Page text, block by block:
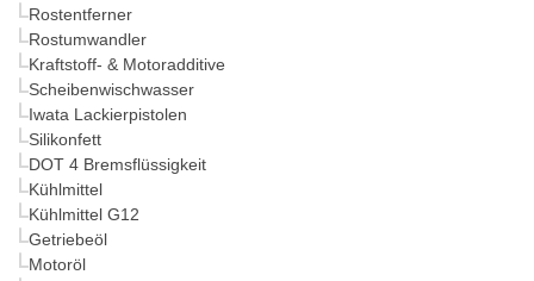
Rostentferner
Rostumwandler
Kraftstoff- & Motoradditive
Scheibenwischwasser
Iwata Lackierpistolen
Silikonfett
DOT 4 Bremsflüssigkeit
Kühlmittel
Kühlmittel G12
Getriebeöl
Motoröl